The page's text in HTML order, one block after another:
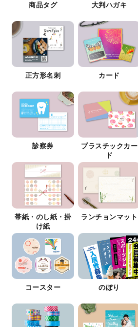
商品タグ 大判ハガキ
正方形名刺 カード
診察券
プラスチックカー
ド
帯紙・のし紙・掛
け紙
ランチョンマット
コースター のぼり